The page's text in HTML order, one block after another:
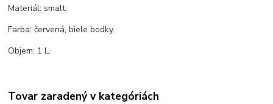
Materiál: smalt.
Farba: červená, biele bodky.
Objem: 1 L.
Tovar zaradený v kategóriách